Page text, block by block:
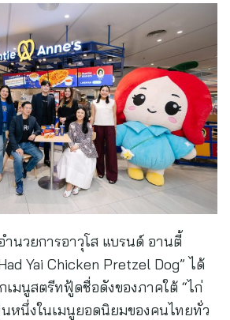
นวยการอาวุโส แบรนด์ อานตี้
Yai Chicken Pretzel Dog” ได้
เมนูสตรีทฟู้ดชื่อดังของภาคใต้ “ไก่
หนึ่งในเมนูยอดนิยมของคนไทยทั่ว